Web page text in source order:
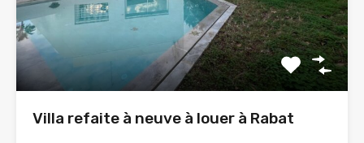
Villa refaite à neuve à louer à Rabat